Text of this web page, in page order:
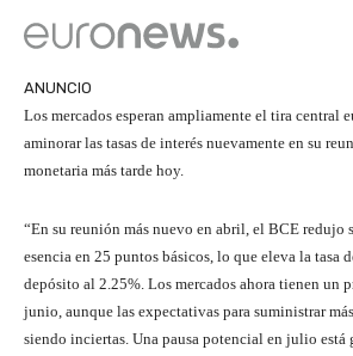
ANUNCIO
Los mercados esperan ampliamente el tira central
aminorar las tasas de interés nuevamente en su
monetaria más tarde hoy.
“En su reunión más nuevo en abril, el BCE redujo
esencia en 25 puntos básicos, lo que eleva la tasa
depósito al 2.25%. Los mercados ahora tienen un
junio, aunque las expectativas para suministrar
siendo inciertas. Una pausa potencial en julio está